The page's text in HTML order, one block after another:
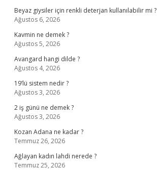
Beyaz giysiler için renkli deterjan kullanılabilir mi ?
Ağustos 6, 2026
Kavmin ne demek ?
Ağustos 5, 2026
Avangard hangi dilde ?
Ağustos 4, 2026
19’lü sistem nedir ?
Ağustos 3, 2026
2 iş günü ne demek ?
Ağustos 3, 2026
Kozan Adana ne kadar ?
Temmuz 26, 2026
Ağlayan kadın lahdi nerede ?
Temmuz 25, 2026